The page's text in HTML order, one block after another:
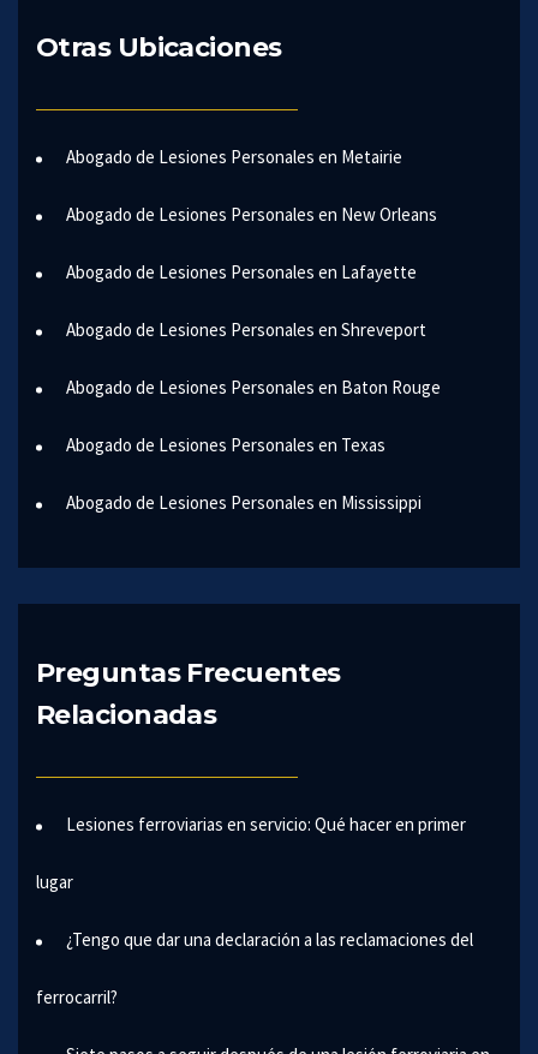
Otras Ubicaciones
Abogado de Lesiones Personales en Metairie
Abogado de Lesiones Personales en New Orleans
Abogado de Lesiones Personales en Lafayette
Abogado de Lesiones Personales en Shreveport
Abogado de Lesiones Personales en Baton Rouge
Abogado de Lesiones Personales en Texas
Abogado de Lesiones Personales en Mississippi
Preguntas Frecuentes
Relacionadas
Lesiones ferroviarias en servicio: Qué hacer en primer
lugar
¿Tengo que dar una declaración a las reclamaciones del
ferrocarril?